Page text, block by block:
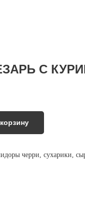
С
черри, сухарики,